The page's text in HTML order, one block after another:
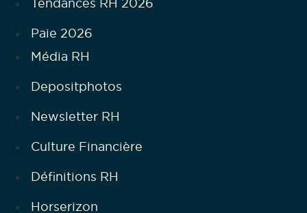
Tendances RH 2026
Paie 2026
Média RH
Depositphotos
Newsletter RH
Culture Financière
Définitions RH
Horserizon